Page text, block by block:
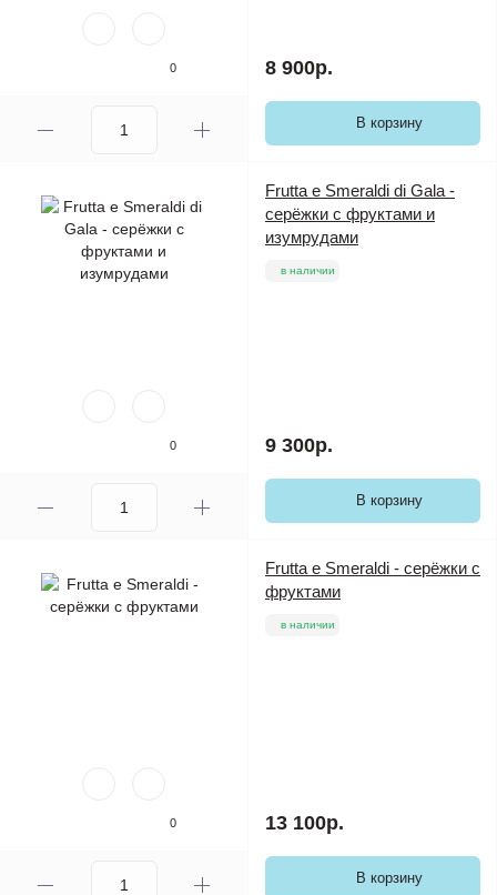
0 8 900р.
В корзину
0
Frutta e Smeraldi di Gala -
серёжки с фруктами и
изумрудами
в наличии
9 300р.
В корзину
0
Frutta e Smeraldi - серёжки с
фруктами
в наличии
13 100р.
В корзину